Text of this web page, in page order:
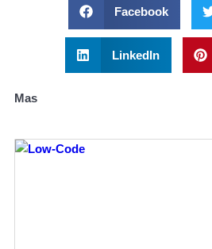
Facebook
LinkedIn
Mas